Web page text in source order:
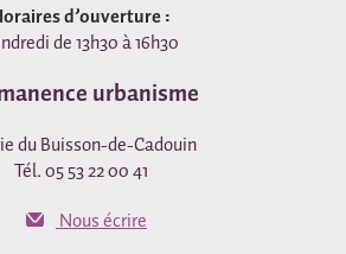
d’ouverture :
de 13h30 à 16h30
urbanisme
du Buisson-de-Cadouin
Tél. 05 53 22 00 41
Nous écrire